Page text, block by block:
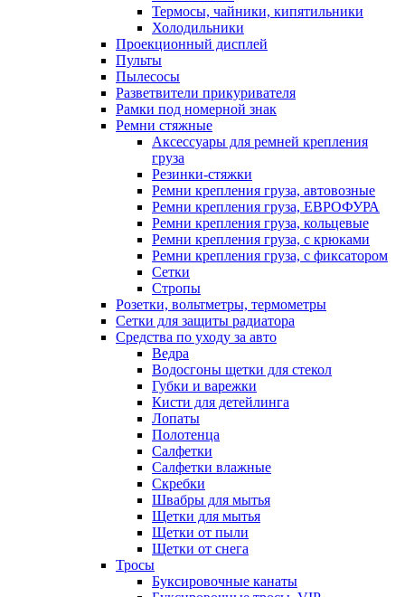
Термосы, чайники, кипятильники
Холодильники
Проекционный дисплей
Пульты
Пылесосы
Разветвители прикуривателя
Рамки под номерной знак
Ремни стяжные
Аксессуары для ремней крепления
груза
Резинки-стяжки
Ремни крепления груза, автовозные
Ремни крепления груза, ЕВРОФУРА
Ремни крепления груза, кольцевые
Ремни крепления груза, с крюками
Ремни крепления груза, с фиксатором
Сетки
Стропы
Розетки, вольтметры, термометры
Сетки для защиты радиатора
Средства по уходу за авто
Ведра
Водосгоны щетки для стекол
Губки и варежки
Кисти для детейлинга
Лопаты
Полотенца
Салфетки
Салфетки влажные
Скребки
Швабры для мытья
Щетки для мытья
Щетки от пыли
Щетки от снега
Тросы
Буксировочные канаты